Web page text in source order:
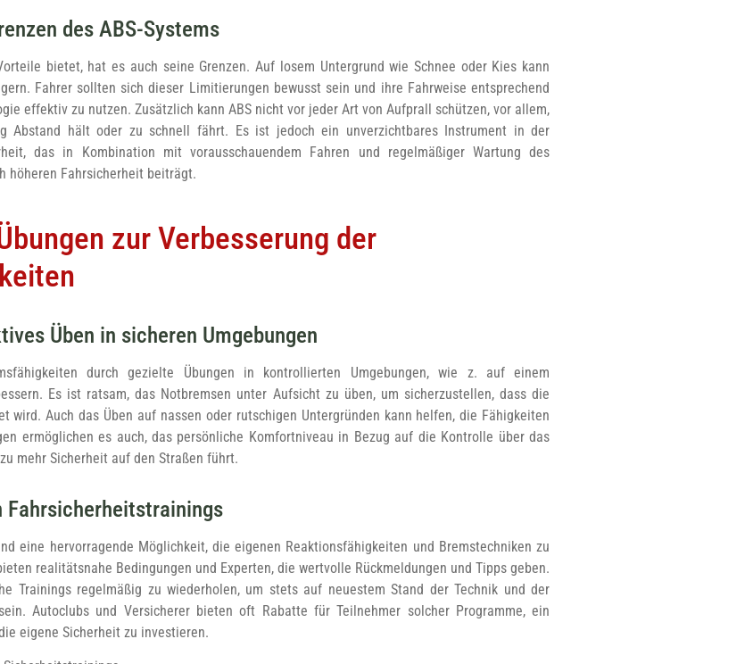
des ABS-Systems
bietet, hat es auch seine Grenzen. Auf losem Untergrund wie Schnee oder Kies kann
Fahrer sollten sich dieser Limitierungen bewusst sein und ihre Fahrweise entsprechend
effektiv zu nutzen. Zusätzlich kann ABS nicht vor jeder Art von Aufprall schützen, vor allem,
Abstand hält oder zu schnell fährt. Es ist jedoch ein unverzichtbares Instrument in der
das in Kombination mit vorausschauendem Fahren und regelmäßiger Wartung des
höheren Fahrsicherheit beiträgt.
zur Verbesserung der
Üben in sicheren Umgebungen
durch gezielte Übungen in kontrollierten Umgebungen, wie z. auf einem
Es ist ratsam, das Notbremsen unter Aufsicht zu üben, um sicherzustellen, dass die
wird. Auch das Üben auf nassen oder rutschigen Untergründen kann helfen, die Fähigkeiten
ermöglichen es auch, das persönliche Komfortniveau in Bezug auf die Kontrolle über das
mehr Sicherheit auf den Straßen führt.
Fahrsicherheitstrainings
eine hervorragende Möglichkeit, die eigenen Reaktionsfähigkeiten und Bremstechniken zu
realitätsnahe Bedingungen und Experten, die wertvolle Rückmeldungen und Tipps geben.
Trainings regelmäßig zu wiederholen, um stets auf neuestem Stand der Technik und der
Autoclubs und Versicherer bieten oft Rabatte für Teilnehmer solcher Programme, ein
eigene Sicherheit zu investieren.